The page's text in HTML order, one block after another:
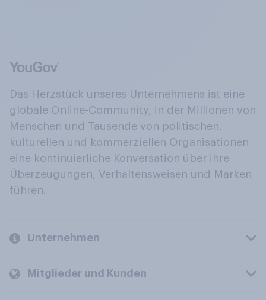
Das Herzstück unseres Unternehmens ist eine
globale Online-Community, in der Millionen von
Menschen und Tausende von politischen,
kulturellen und kommerziellen Organisationen
eine kontinuierliche Konversation über ihre
Überzeugungen, Verhaltensweisen und Marken
führen.
Unternehmen
Mitglieder und Kunden